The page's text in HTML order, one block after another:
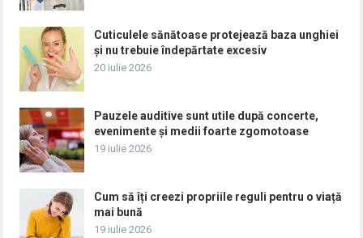
Cuticulele sănătoase protejează baza unghiei
și nu trebuie îndepărtate excesiv
20 iulie 2026
Pauzele auditive sunt utile după concerte,
evenimente și medii foarte zgomotoase
19 iulie 2026
Cum să îți creezi propriile reguli pentru o viață
mai bună
19 iulie 2026